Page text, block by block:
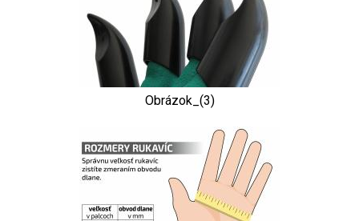
Obrázok_(3)